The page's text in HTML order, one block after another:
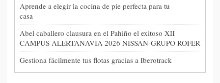
Aprende a elegir la cocina de pie perfecta para tu
casa
Abel caballero clausura en el Pahiño el exitoso XII
CAMPUS ALERTANAVIA 2026 NISSAN-GRUPO ROFER
Gestiona fácilmente tus flotas gracias a Iberotrack